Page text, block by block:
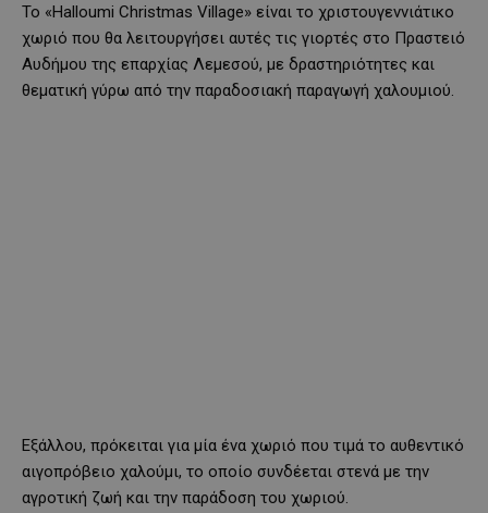
Το «Halloumi Christmas Village» είναι το χριστουγεννιάτικο
χωριό που θα λειτουργήσει αυτές τις γιορτές στο Πραστειό
Αυδήμου της επαρχίας Λεμεσού, με δραστηριότητες και
θεματική γύρω από την παραδοσιακή παραγωγή χαλουμιού.
Εξάλλου, πρόκειται για μία ένα χωριό που τιμά το αυθεντικό
αιγοπρόβειο χαλούμι, το οποίο συνδέεται στενά με την
αγροτική ζωή και την παράδοση του χωριού.